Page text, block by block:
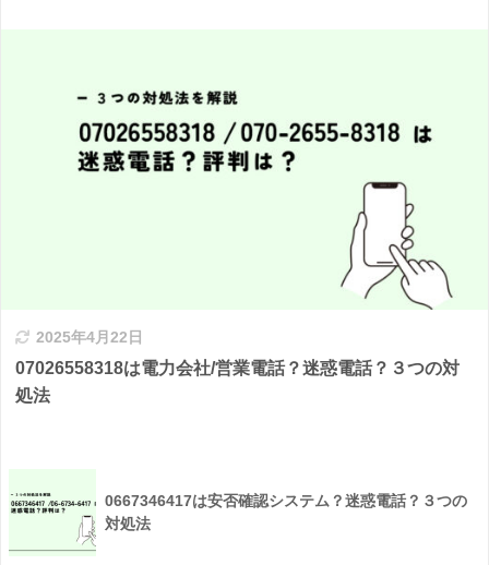
2025年4月22日
07026558318は電力会社/営業電話？迷惑電話？３つの対
処法
0667346417は安否確認システム？迷惑電話？３つの
対処法